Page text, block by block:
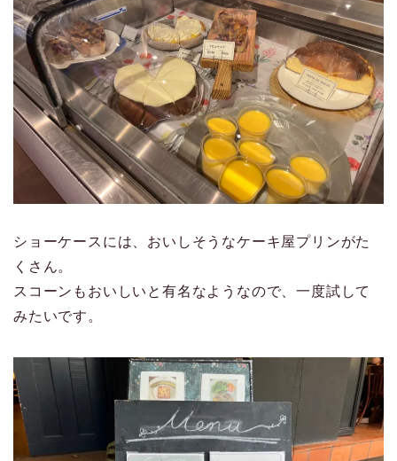
ショーケースには、おいしそうなケーキ屋プリンがた
くさん。
スコーンもおいしいと有名なようなので、一度試して
みたいです。